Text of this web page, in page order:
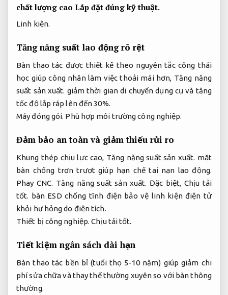
chất lượng cao Lắp đặt đúng kỹ thuật.
Linh kiện.
Tăng năng suất lao động rõ rệt
Bàn thao tác được thiết kế theo nguyên tắc công thái
học giúp công nhân làm việc thoải mái hơn, Tăng năng
suất sản xuất. giảm thời gian di chuyển dụng cụ và tăng
tốc độ lắp ráp lên đến 30%.
Máy đóng gói. Phù hợp môi trường công nghiệp.
Đảm bảo an toàn và giảm thiểu rủi ro
Khung thép chịu lực cao, Tăng năng suất sản xuất. mặt
bàn chống trơn trượt giúp hạn chế tai nạn lao động.
Phay CNC. Tăng năng suất sản xuất. Đặc biệt, Chịu tải
tốt. bàn ESD chống tĩnh điện bảo vệ linh kiện điện tử
khỏi hư hỏng do điện tích.
Thiết bị công nghiệp. Chịu tải tốt.
Tiết kiệm ngân sách dài hạn
Bàn thao tác bền bỉ (tuổi thọ 5-10 năm) giúp giảm chi
phí sửa chữa và thay thế thường xuyên so với bàn thông
thường.